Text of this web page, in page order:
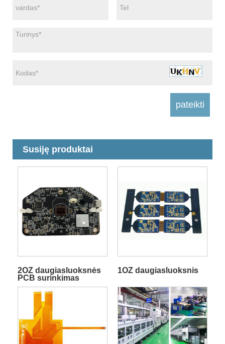
Susiję produktai
2OZ daugiasluoksnės
PCB surinkimas
1OZ daugiasluoksnis